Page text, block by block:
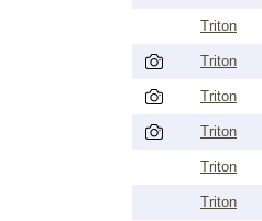
Triton
Triton
Triton
Triton
Triton
Triton